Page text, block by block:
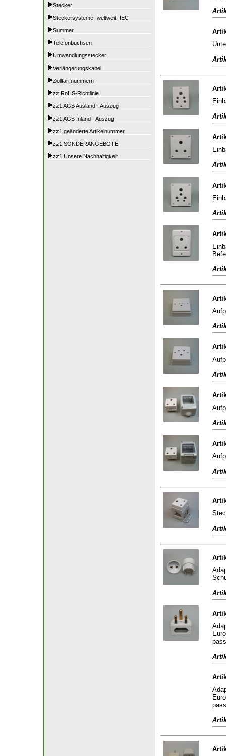
Stecker
Steckersysteme -weltweit- IEC
Summer
Telefonbuchsen
Umwandlungsstecker
Verlängerungskabel
Zolltarifnummern
zz RoHS-Richtlinie
zz1 AGB Ausland - Auszug
zz1 AGB Inland - Auszug
zz1 geänderte Artikelnummer
zz1 SONDERANGEBOTE
zz1 Unsere Nachhaltigkeit